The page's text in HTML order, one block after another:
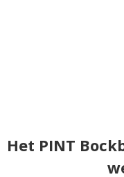
Het PINT